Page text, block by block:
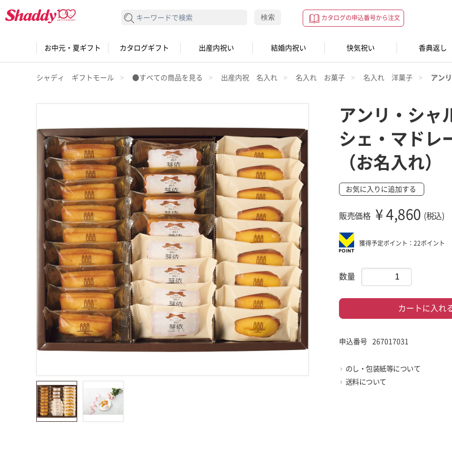
カタログの申込番号から注文
検索する 検索
お中元・夏ギフト カタログギフト 出産内祝い 結婚内祝い 快気祝い 香典返し
シャディ ギフトモール ●すべての商品を見る 出産内祝 名入れ 名入れ お菓子 名入れ 洋菓子 アン
アンリ・シ
シェ・マドレ
（お名入れ）
お気に入りに追加する
販売価格 ¥ 4,860 (税込)
獲得予定ポイント：22ポイント
数量
カートに入れ
申込番号 267017031
のし・包装紙等について
送料について